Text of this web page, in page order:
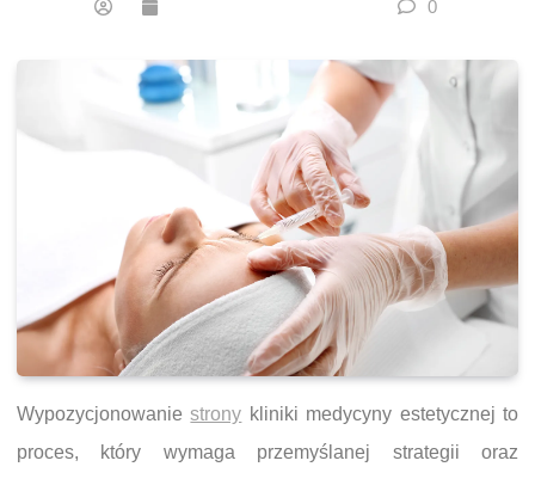
0
Wypozycjonowaniestrony kliniki medycyny estetycznej to
proces, który wymaga przemyślanej strategii oraz